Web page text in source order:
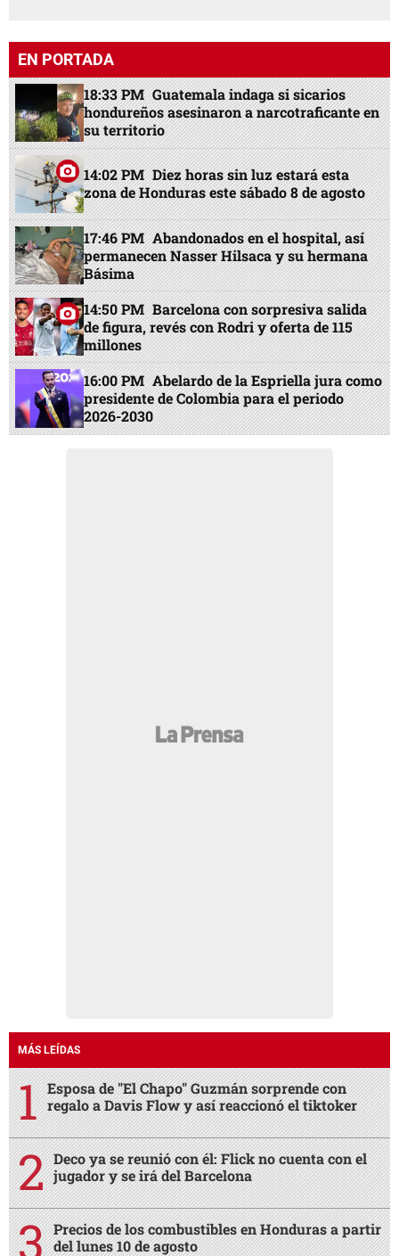
EN PORTADA
18:33 PM Guatemala indaga si sicarios
hondureños asesinaron a narcotraficante en
su territorio
14:02 PM Diez horas sin luz estará esta
zona de Honduras este sábado 8 de agosto
17:46 PM Abandonados en el hospital, así
permanecen Nasser Hilsaca y su hermana
Básima
14:50 PM Barcelona con sorpresiva salida
de figura, revés con Rodri y oferta de 115
millones
16:00 PM Abelardo de la Espriella jura como
presidente de Colombia para el periodo
2026-2030
MÁS LEÍDAS
Esposa de "El Chapo" Guzmán sorprende con
regalo a Davis Flow y así reaccionó el tiktoker
Deco ya se reunió con él: Flick no cuenta con el
jugador y se irá del Barcelona
Precios de los combustibles en Honduras a partir
del lunes 10 de agosto